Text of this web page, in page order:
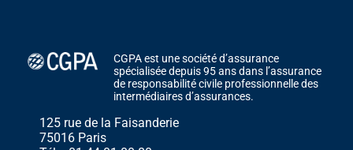
CGPA est une société d’assurance
spécialisée depuis 95 ans dans l’assurance
de responsabilité civile professionnelle des
intermédiaires d’assurances.
125 rue de la Faisanderie
75016 Paris